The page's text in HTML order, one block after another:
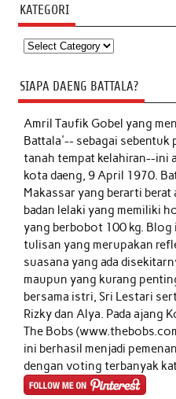
KATEGORI
Kategori
SIAPA DAENG BATTALA?
Amril Taufik Gobelyang
Battala'-- sebagai sebentuk
tanah tempat kelahiran--ini
kota daeng, 9 April 1970.
Makassar yang berarti berat
badan lelaki yang memiliki
yang berbobot 100 kg.
tulisan yang merupakan
suasana yang ada
maupun yang kurang
bersama istri, Sri Lestari
Rizky dan Alya. Pada ajang
The Bobs
ini berhasil menjadi
dengan voting terbanyak